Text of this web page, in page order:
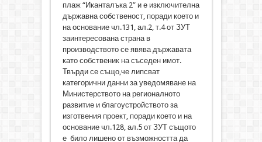
плаж “Иканталъка 2” и е изключителна
държавна собственост, поради което и
на основание чл.131, ал.2, т.4 от ЗУТ
заинтересована страна в
производството се явява държавата
като собственик на съседен имот.
Твърди се също,че липсват
категорични данни за уведомяване на
Министерството на регионалното
развитие и благоустройството за
изготвения проект, поради което и на
основание чл.128, ал.5 от ЗУТ същото
е било лишено от възможността да